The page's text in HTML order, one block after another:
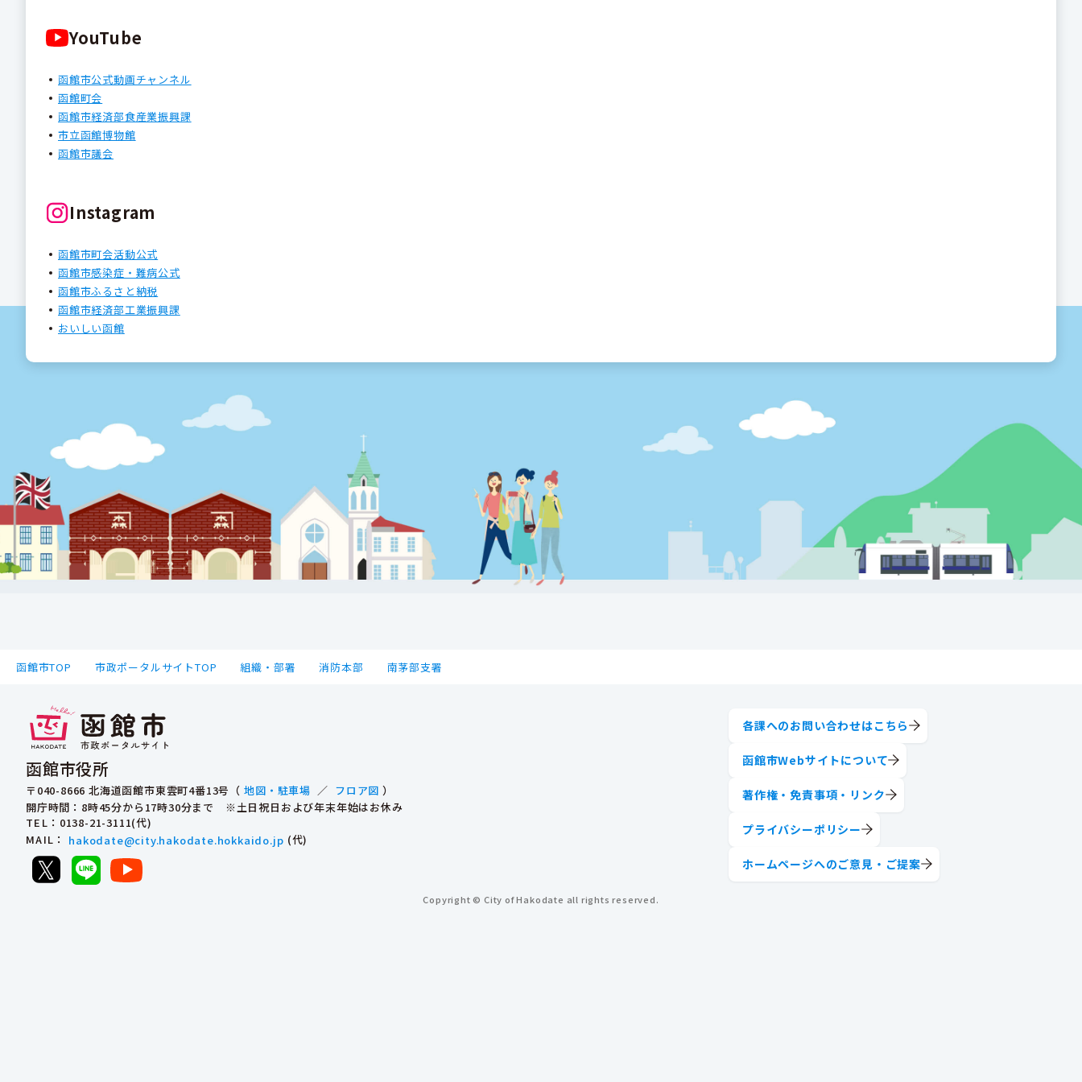
YouTube
函館市公式動画チャンネル
函館町会
函館市経済部食産業振興課
市立函館博物館
函館市議会
Instagram
函館市町会活動公式
函館市感染症・難病公式
函館市ふるさと納税
函館市経済部工業振興課
おいしい函館
函館市TOP 市政ポータルサイトTOP 組織・部署 消防本部 南茅部支署
函館市役所
〒040-8666 北海道函館市東雲町4番13号（ 地図・駐車場 ／ フロア図 ）
開庁時間：8時45分から17時30分まで ※土日祝日および年末年始はお休み
TEL ：0138-21-3111(代)
MAIL ： hakodate@city.hakodate.hokkaido.jp (代)
各課へのお問い合わせはこちら
函館市Webサイトについて
著作権・免責事項・リンク
プライバシーポリシー
ホームページへのご意見・ご提案
Copyright © City of Hakodate all rights reserved.